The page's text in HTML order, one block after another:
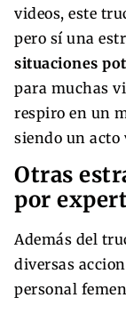
videos, este
pero sí una
situaciones
para muchas
respiro en un
siendo un acto
Otras
por
Además del
diversas
personal